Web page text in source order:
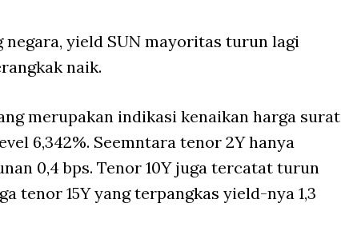
negara, yield SUN mayoritas turun lagi
naik.
merupakan indikasi kenaikan harga surat
6,342%. Seemntara tenor 2Y hanya
0,4 bps. Tenor 10Y juga tercatat turun
tenor 15Y yang terpangkas yield-nya 1,3